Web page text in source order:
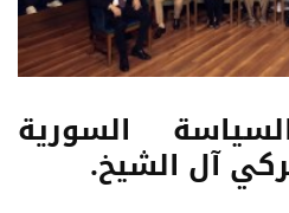
السورية
آل الشيخ.